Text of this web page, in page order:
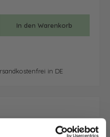
In den Warenkorb
in DE